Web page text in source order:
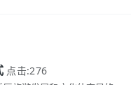
点击:276